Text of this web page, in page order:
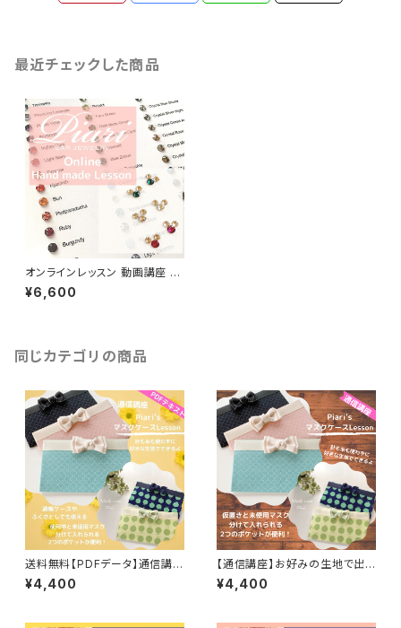
最近チェックした商品
オンラインレッスン 動画講座 耳
つぼジュエリー作製講座
¥6,600
同じカテゴリの商品
送料無料【PDFデータ】通信講
座 お好みの生地で出来るマス
クケースの作り方／テキスト／
¥4,400
【通信講座】お好みの生地で出
来るマスクケースの作り方／テ
キスト／マスクホルダー／マス
¥4,400